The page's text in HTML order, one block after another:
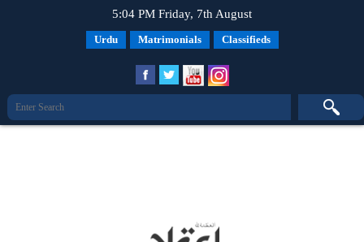
5:04 PM Friday, 7th August
Urdu Matrimonials Classifieds